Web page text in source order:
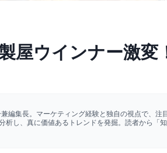
屋ウインナー激変
編集長。マーケティング経験と独自の視点で、注
し、真に価値あるトレンドを発掘。読者から「